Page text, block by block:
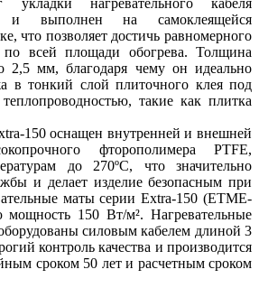
выполнен на самоклеящейся
что позволяет достичь равномерного
по всей площади обогрева. Толщина
2,5 мм, благодаря чему он идеально
в тонкий слой плиточного клея под
такие как плитка
150 оснащен внутренней и внешней
фторополимера PTFE,
до 270ºС, что значительно
и делает изделие безопасным при
маты серии Extra-150 (ETME-
150 Вт/м². Нагревательные
силовым кабелем длиной 3
контроль качества и производится
сроком 50 лет и расчетным сроком